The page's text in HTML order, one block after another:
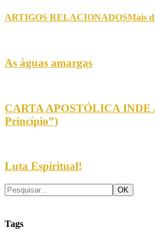
ARTIGOS RELACIONADOSMais
As águas amargas
CARTA APOSTÓLICA INDE
Princípio”)
Luta Espiritual!
Tags